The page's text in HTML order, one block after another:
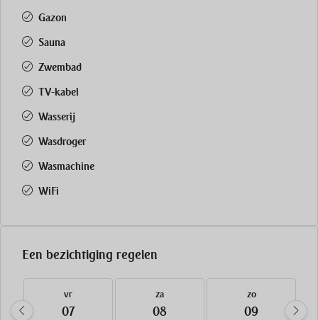
Gazon
Sauna
Zwembad
TV-kabel
Wasserij
Wasdroger
Wasmachine
WiFi
Een bezichtiging regelen
vr
07
za
08
zo
09